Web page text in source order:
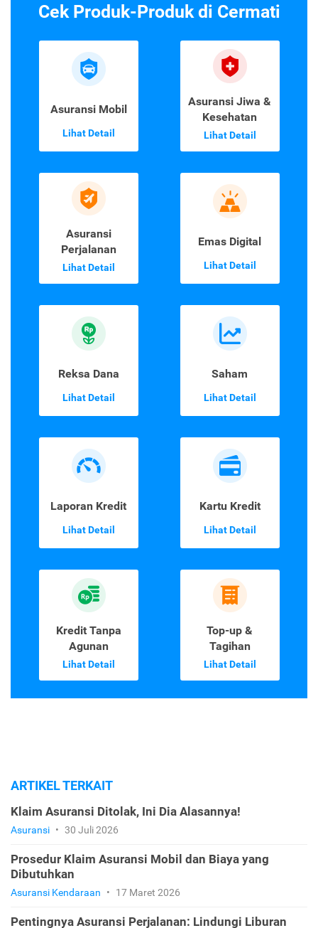
Cek Produk-Produk di Cermati
Asuransi Mobil
Lihat Detail
Asuransi Jiwa &
Kesehatan
Lihat Detail
Asuransi
Perjalanan
Lihat Detail
Emas Digital
Lihat Detail
Reksa Dana
Lihat Detail
Saham
Lihat Detail
Laporan Kredit
Lihat Detail
Kartu Kredit
Lihat Detail
Kredit Tanpa
Agunan
Lihat Detail
Top-up &
Tagihan
Lihat Detail
ARTIKEL TERKAIT
Klaim Asuransi Ditolak, Ini Dia Alasannya!
Asuransi • 30 Juli 2026
Prosedur Klaim Asuransi Mobil dan Biaya yang
Dibutuhkan
Asuransi Kendaraan • 17 Maret 2026
Pentingnya Asuransi Perjalanan: Lindungi Liburan